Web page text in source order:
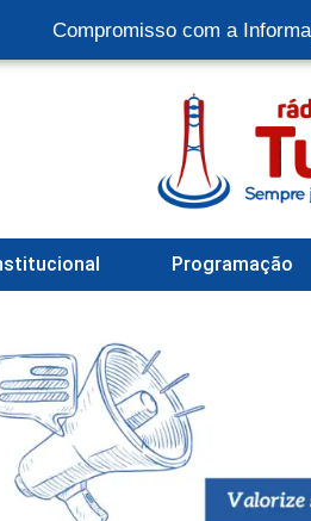
Compromisso com a
Programação